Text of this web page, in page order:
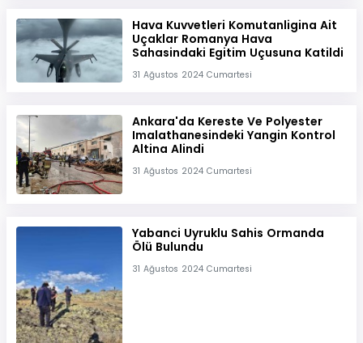
Hava Kuvvetleri Komutanligina Ait
Uçaklar Romanya Hava
Sahasindaki Egitim Uçusuna Katildi
31 Ağustos 2024 Cumartesi
Ankara'da Kereste Ve Polyester
Imalathanesindeki Yangin Kontrol
Altina Alindi
31 Ağustos 2024 Cumartesi
Yabanci Uyruklu Sahis Ormanda
Ölü Bulundu
31 Ağustos 2024 Cumartesi